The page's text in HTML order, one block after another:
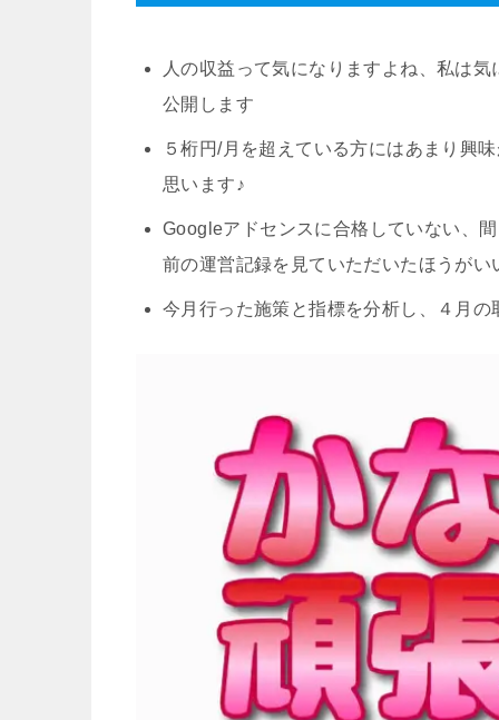
人の収益って気になりますよね、私は
公開します
５桁円/月を超えている方にはあまり興
思います♪
Googleアドセンスに合格していない、
前の運営記録を見ていただいたほうがい
今月行った施策と指標を分析し、４月の